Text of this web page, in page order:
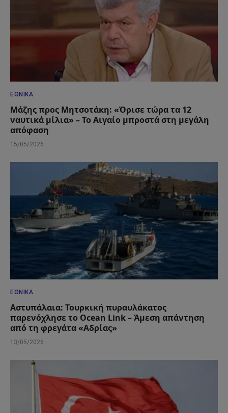
ΕΘΝΙΚΆ
Μάζης προς Μητσοτάκη: «Όρισε τώρα τα 12
ναυτικά μίλια» – Το Αιγαίο μπροστά στη μεγάλη
απόφαση
15/05/2026
ΕΘΝΙΚΆ
Αστυπάλαια: Τουρκική πυραυλάκατος
παρενόχλησε το Ocean Link – Άμεση απάντηση
από τη φρεγάτα «Αδρίας»
13/05/2026